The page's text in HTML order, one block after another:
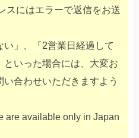
スにはエラーで返信をお送
い」、「2営業日経過して
といった場合には、大変お
合わせいただきますよう
are available only in Japan